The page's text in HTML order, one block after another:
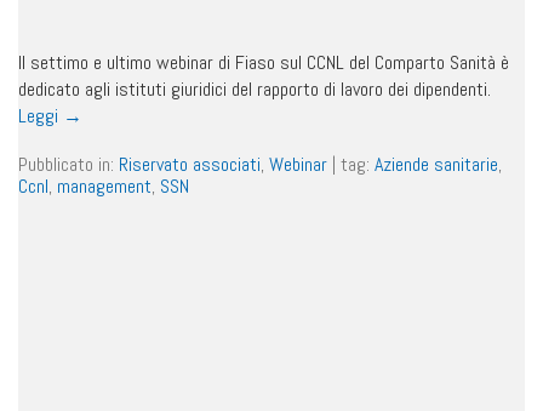
Il settimo e ultimo webinar di Fiaso sul CCNL del Comparto Sanità è
dedicato agli istituti giuridici del rapporto di lavoro dei dipendenti.
Leggi →
Pubblicato in: Riservato associati, Webinar | tag: Aziende sanitarie,
Ccnl, management, SSN